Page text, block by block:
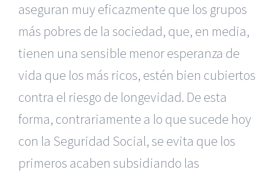
aseguran muy eficazmente que los grupos
más pobres de la sociedad, que, en media,
tienen una sensible menor esperanza de
vida que los más ricos, estén bien cubiertos
contra el riesgo de longevidad. De esta
forma, contrariamente a lo que sucede hoy
con la Seguridad Social, se evita que los
primeros acaben subsidiando las